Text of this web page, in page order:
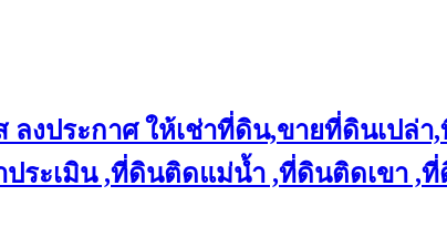
ลงประกาศ ให้เช่าที่ดิน,ขายที่ดินเป
ประเมิน ,ที่ดินติดแม่น้ำ ,ที่ดินติดเขา ,